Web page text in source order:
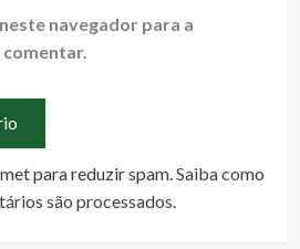
navegador para a
comentar.
para reduzir spam.Saiba como
são processados.